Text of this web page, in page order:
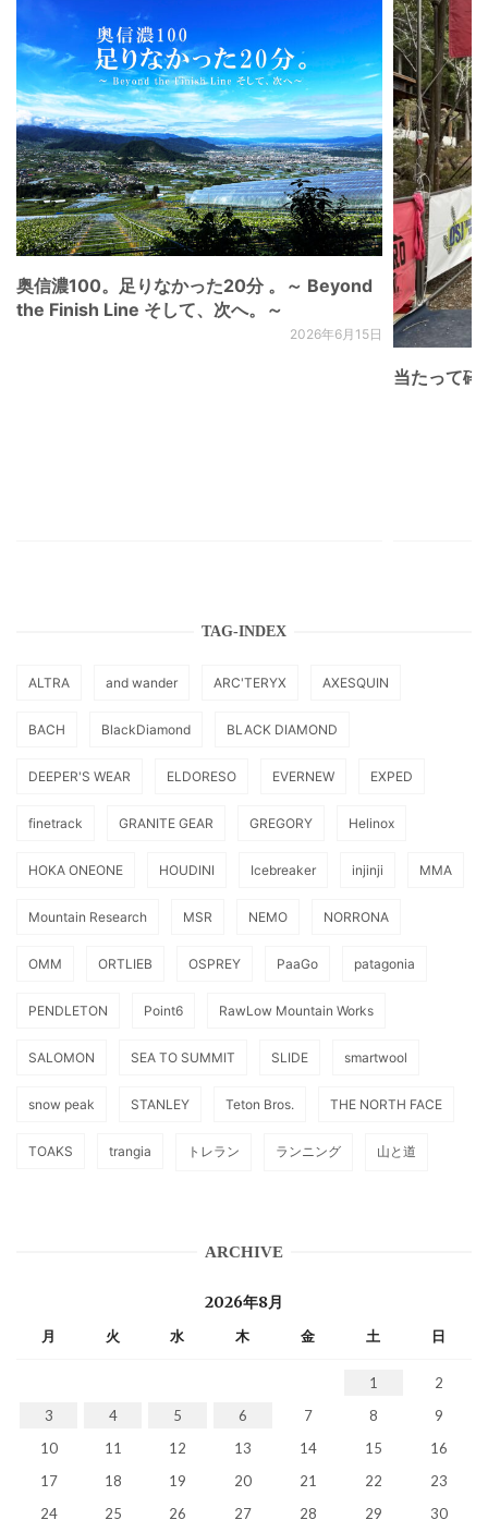
奥信濃100。足りなかった20分 。～ Beyond
the Finish Line そして、次へ。～
2026年6月15日
当たって砕
TAG-INDEX
ALTRA and wander ARC'TERYX AXESQUIN
BACH BlackDiamond BLACK DIAMOND
DEEPER'S WEAR ELDORESO EVERNEW EXPED
finetrack GRANITE GEAR GREGORY Helinox
HOKA ONEONE HOUDINI Icebreaker injinji MMA
Mountain Research MSR NEMO NORRONA
OMM ORTLIEB OSPREY PaaGo patagonia
PENDLETON Point6 RawLow Mountain Works
SALOMON SEA TO SUMMIT SLIDE smartwool
snow peak STANLEY Teton Bros. THE NORTH FACE
TOAKS trangia トレラン ランニング 山と道
ARCHIVE
2026年8月
月 火 水 木 金 土 日
1
2
3
4 5 6 7 8
9
10
11 12 13 14 15
16
17
18 19 20 21 22
23
24
25 26 27 28 29 30